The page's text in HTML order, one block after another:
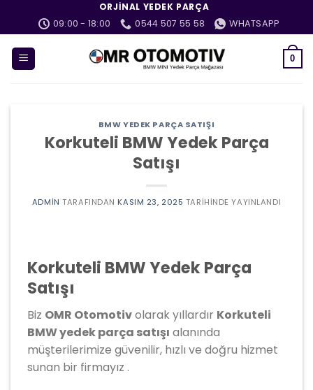
ORJINAL YEDEK PARÇA
09:00 - 18:00
0544 507 55 58 WHATSAPP
0
BMW YEDEK PARÇA SATIŞI
Korkuteli BMW Yedek Parça
Satışı
ADMIN TARAFINDAN KASIM 23, 2025 TARIHINDE YAYINLANDI
Korkuteli BMW Yedek Parça
Satışı
Biz OMR Otomotivolarak yıllardır Korkuteli
BMW yedek parça satışı alanında
müşterilerimize güvenilir, hızlı ve doğru hizmet
sunan bir firmayız .